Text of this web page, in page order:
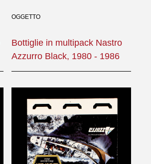
OGGETTO
Bottiglie in multipack Nastro
Azzurro Black, 1980 - 1986